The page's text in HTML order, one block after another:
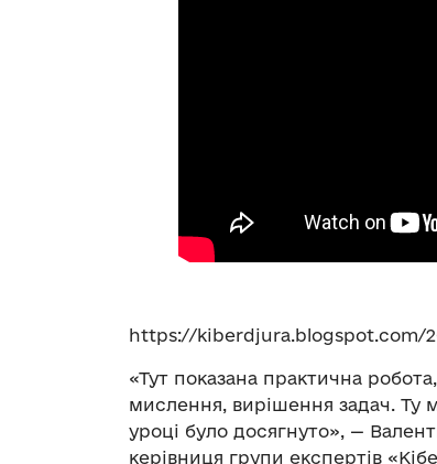
https://kiberdjura.blogspot.com/
«Тут показана практична
мислення, вирішення задач. Ту
уроці було досягнуто», —
керівниця групи експертів